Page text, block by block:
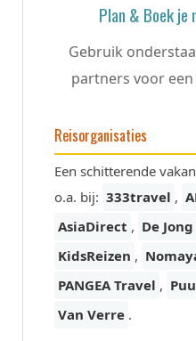
Plan & Boek je
Gebruik
partners voor
Reisorganisaties
Een schitterende
o.a. bij: 333travel ,
AsiaDirect , De
KidsReizen ,
PANGEA Travel ,
Van Verre .